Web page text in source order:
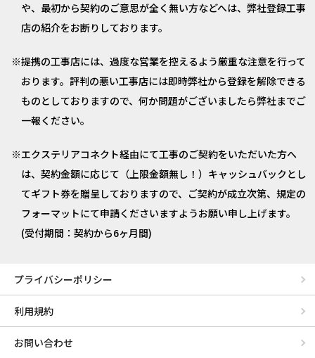
や、最初から契約のご意思が全く無い方などへは、弊社登録工事
店の紹介をお断りしております。
提携の工事店には、過度な営業を控えるよう厳重な注意を行って
おります。評判の悪い工事店には即時弊社から登録を解除できる
ものとしておりますので、何か問題がございましたら弊社までご
一報ください。
エクステリアコネクト経由にて工事のご契約をいただいた方へ
は、契約金額に応じて（上限金額無し！）キャッシュバックとし
てギフト券を贈呈しておりますので、ご契約が成立次第、規定の
フォーマットにて申請くださいますようお願い申し上げます。
(受付期間：契約から6ヶ月間)
プライバシーポリシー
利用規約
お問い合わせ